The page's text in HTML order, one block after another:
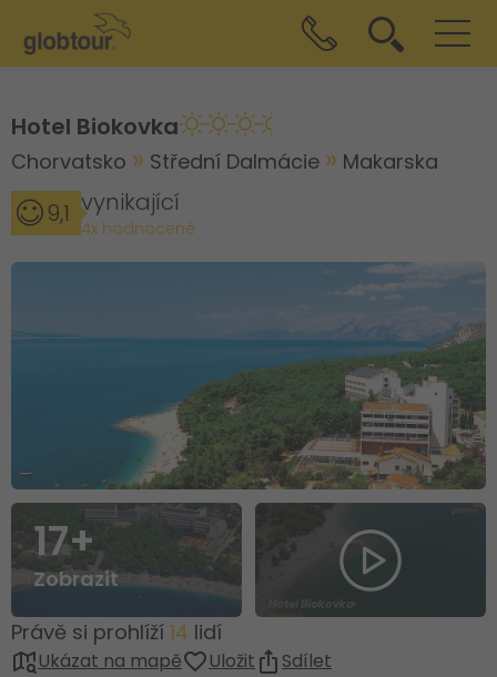
Hotel Biokovka
Chorvatsko Střední Dalmácie Makarska
9,1 vynikající
4x hodnocené
17+
Zobrazit
Právě si prohlíží 14 lidí
Ukázat na mapě Uložit Sdílet